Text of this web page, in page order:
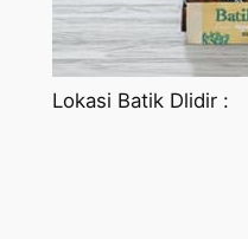
Lokasi Batik Dlidir :